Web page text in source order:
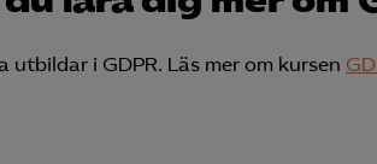
utbildar i GDPR. Läs mer om kursen